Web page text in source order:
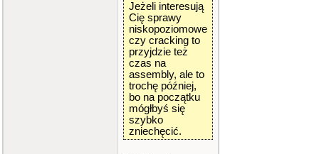
Jeżeli interesują
Cię sprawy
niskopoziomowe
czy cracking to
przyjdzie też
czas na
assembly, ale to
trochę później,
bo na początku
mógłbyś się
szybko
zniechęcić.